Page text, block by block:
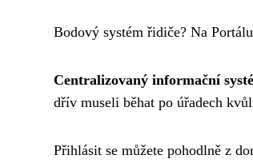
Bodový systém řidiče? Na
Centralizovaný informační
dřív museli běhat po úřadech
Přihlásit se můžete pohodlně z